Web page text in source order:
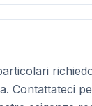
Contattateci